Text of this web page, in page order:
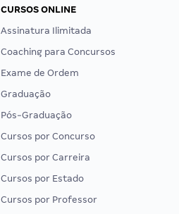
CURSOS ONLINE
Assinatura Ilimitada
Coaching para Concursos
Exame de Ordem
Graduação
Pós-Graduação
Cursos por Concurso
Cursos por Carreira
Cursos por Estado
Cursos por Professor